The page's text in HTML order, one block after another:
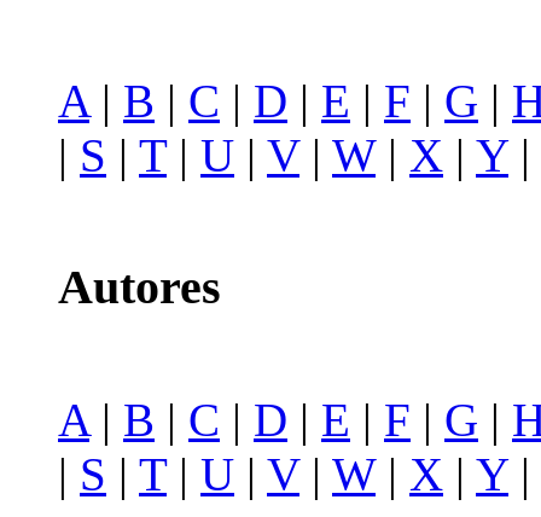
A | B | C | D | E | F | G |
| S | T| U | V| W| X | Y|
Autores
A| B | C | D | E | F | G |
| S | T| U | V| W| X | Y|